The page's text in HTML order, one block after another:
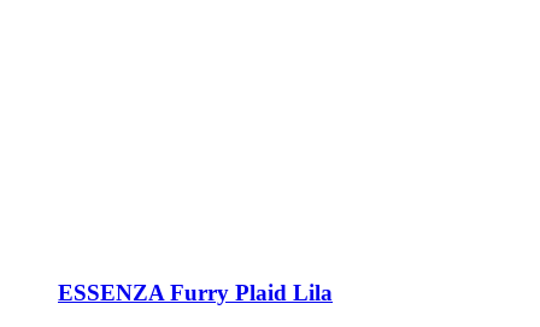
ESSENZA Furry Plaid Lila